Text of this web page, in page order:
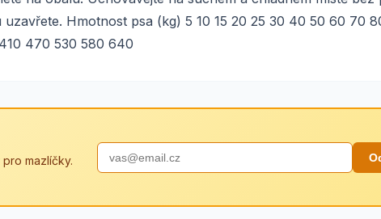
Hmotnost psa (kg) 5 10 15 20 25 30 40 50 60 70
470 530 580 640
mazlíčky.